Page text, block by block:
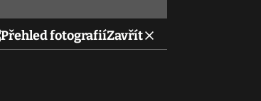
Přehled fotografiíZavřít